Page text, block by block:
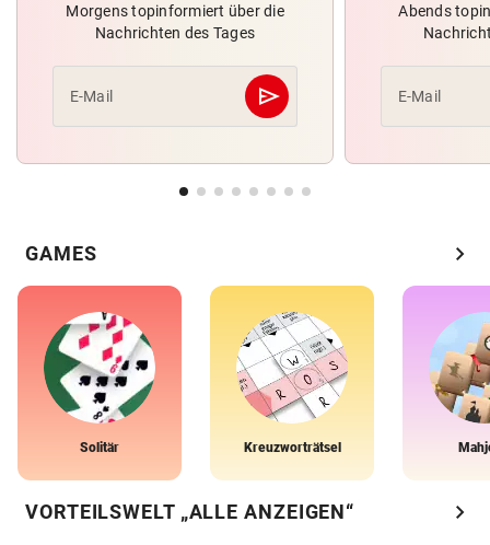
Morgens topinformiert über die
Nachrichten des Tages
E-Mail send
Abschicken
Abends
E-Mail
GAMES chevron_right
Solitär Kreuzworträtsel
VORTEILSWELT „ALLE ANZEIGEN“ chevron_right